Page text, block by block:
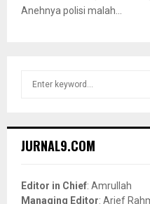
Anehnya polisi malah...
h
o
r
JURNAL9.COM
Editor in Chief: Amrullah
Managing Editor: Arief